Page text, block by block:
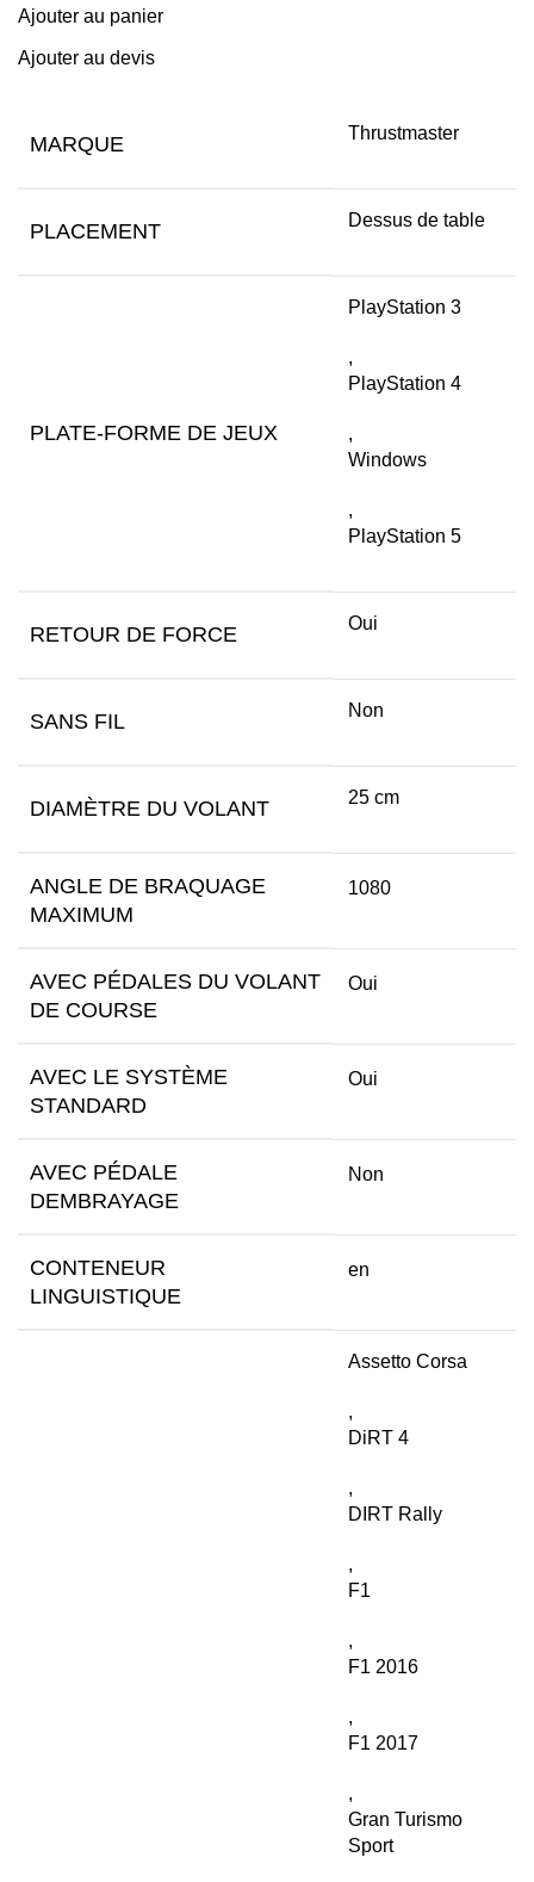
Ajouter au panier
Ajouter au devis
MARQUE Thrustmaster
PLACEMENT Dessus de table
PLATE-FORME DE JEUX
PlayStation 3
,
PlayStation 4
,
Windows
,
PlayStation 5
RETOUR DE FORCE Oui
SANS FIL Non
DIAMÈTRE DU VOLANT 25 cm
ANGLE DE BRAQUAGE
MAXIMUM
1080
AVEC PÉDALES DU VOLANT
DE COURSE
Oui
AVEC LE SYSTÈME
STANDARD
Oui
AVEC PÉDALE
DEMBRAYAGE
Non
CONTENEUR
LINGUISTIQUE
en
Assetto Corsa
,
DiRT 4
,
DIRT Rally
,
F1
,
F1 2016
,
F1 2017
,
Gran Turismo
Sport